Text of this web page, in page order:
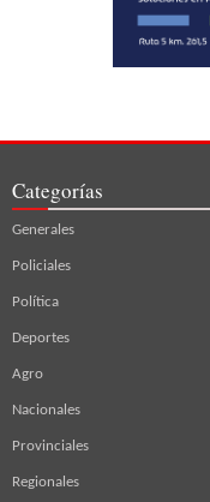
Categorías
Generales
Policiales
Política
Deportes
Agro
Nacionales
Provinciales
Regionales